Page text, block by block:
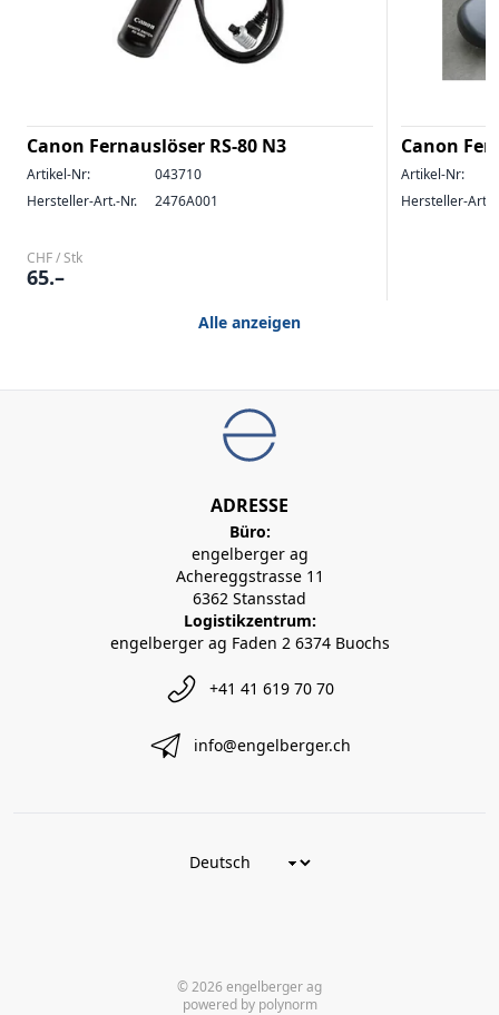
Canon Fernauslöser RS-80 N3
Artikel-Nr:
043710
Hersteller-Art.-Nr.
2476A001
CHF / Stk
65.–
Canon
Artikel-Nr:
Hersteller-Art.-
Alle anzeigen
ADRESSE
Büro:
engelberger ag
Achereggstrasse 11
6362 Stansstad
Logistikzentrum:
engelberger ag Faden 2 6374 Buochs
+41 41 619 70 70
info@engelberger.ch
© 2026 engelberger ag
powered by polynorm